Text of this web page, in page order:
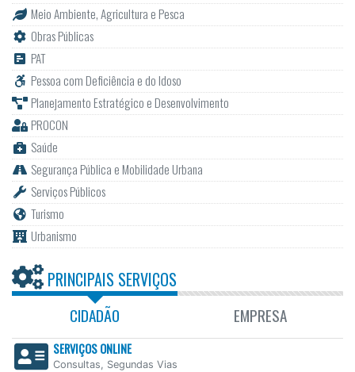
Meio Ambiente, Agricultura e Pesca
Obras Públicas
PAT
Pessoa com Deficiência e do Idoso
Planejamento Estratégico e Desenvolvimento
PROCON
Saúde
Segurança Pública e Mobilidade Urbana
Serviços Públicos
Turismo
Urbanismo
PRINCIPAIS SERVIÇOS
CIDADÃO EMPRESA
SERVIÇOS ONLINE
Consultas, Segundas Vias